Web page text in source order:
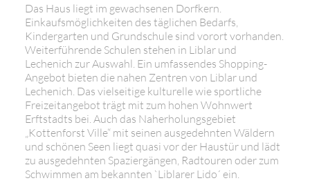
Das Haus liegt im gewachsenen Dorfkern.
Einkaufsmöglichkeiten des täglichen Bedarfs,
Kindergarten und Grundschule sind vorort vorhanden.
Weiterführende Schulen stehen in Liblar und
Lechenich zur Auswahl. Ein umfassendes Shopping-
Angebot bieten die nahen Zentren von Liblar und
Lechenich. Das vielseitige kulturelle wie sportliche
Freizeitangebot trägt mit zum hohen Wohnwert
Erftstadts bei. Auch das Naherholungsgebiet
„Kottenforst Ville“ mit seinen ausgedehnten Wäldern
und schönen Seen liegt quasi vor der Haustür und lädt
zu ausgedehnten Spaziergängen, Radtouren oder zum
Schwimmen am bekannten `Liblarer Lido´ ein.